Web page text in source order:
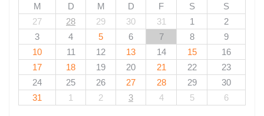
M D M D F S
S
27
28 29 30 31 1
2
3
4 5 6 7 8
9
10
11 12 13 14 15
16
17
18 19 20 21 22
23
24
25 26 27 28 29
30
31
1 2 3 4 5 6